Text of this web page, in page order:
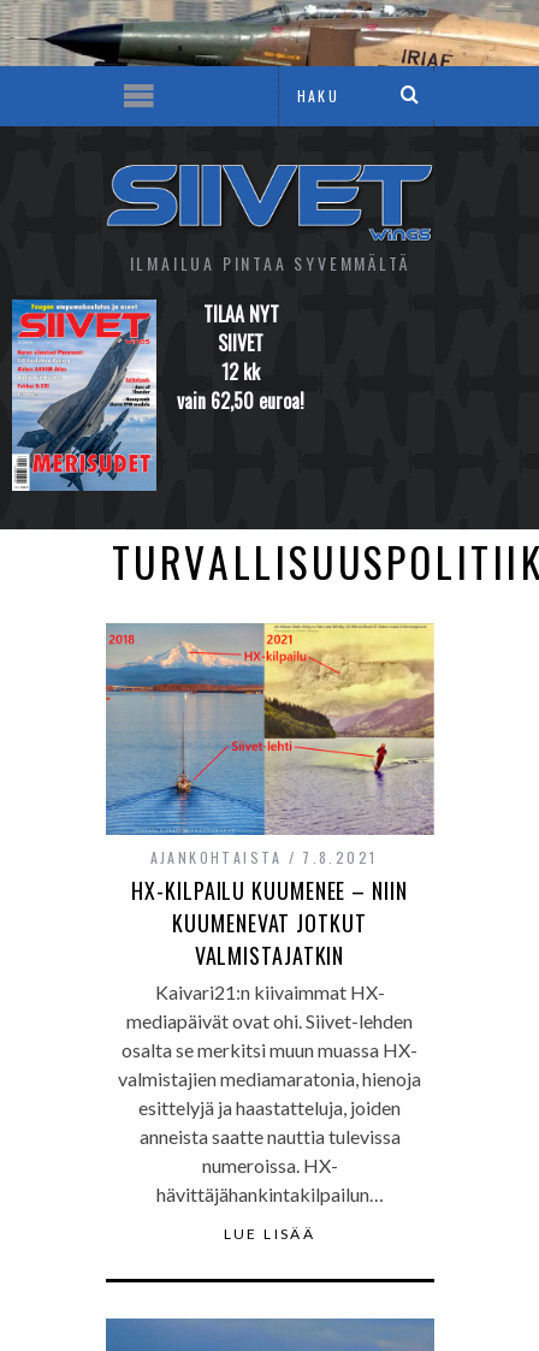
ILMAILUA PINTAA SYVEMMÄLTÄ
TILAA NYT
SIIVET
12 kk
vain 62,50 euroa!
AJANKOHTAISTA 7.8.2021
HX-KILPAILU KUUMENEE – NIIN
KUUMENEVAT JOTKUT
VALMISTAJATKIN
Kaivari21:n kiivaimmat HX-
mediapäivät ovat ohi. Siivet-lehden
osalta se merkitsi muun muassa HX-
valmistajien mediamaratonia, hienoja
esittelyjä ja haastatteluja, joiden
anneista saatte nauttia tulevissa
numeroissa. HX-
hävittäjähankintakilpailun…
LUE LISÄÄ